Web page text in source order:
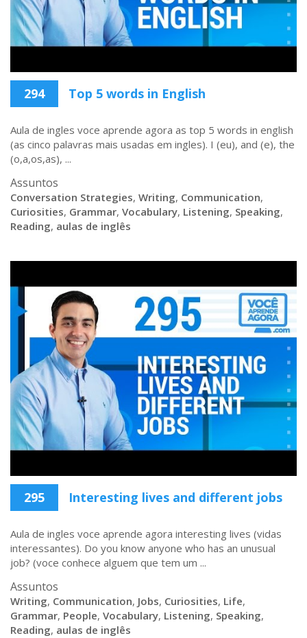
294 Top 5 words in English
Aula de ingles voce aprende agora as top 5 words in english
(as cinco palavras mais usadas em ingles). I (eu), and (e), the
(o,a,os,as), ...
Assuntos
Conversation Strategies, Writing, Communication,
Curiosities, Grammar, Vocabulary, Listening, Speaking,
Reading, aulas de inglês
295 Interesting lives and different jobs
Aula de ingles voce aprende agora interesting lives (vidas
interessantes). Do you know anyone who has an unusual
job? (voce conhece alguem que tem um ...
Assuntos
Writing, Communication, Jobs, Curiosities, Life,
Grammar, People, Vocabulary, Listening, Speaking,
Reading, aulas de inglês